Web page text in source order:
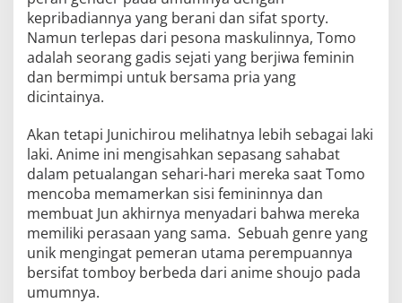
kepribadiannya yang berani dan sifat sporty.
Namun terlepas dari pesona maskulinnya, Tomo
adalah seorang gadis sejati yang berjiwa feminin
dan bermimpi untuk bersama pria yang
dicintainya.
Akan tetapi Junichirou melihatnya lebih sebagai laki
laki. Anime ini mengisahkan sepasang sahabat
dalam petualangan sehari-hari mereka saat Tomo
mencoba memamerkan sisi femininnya dan
membuat Jun akhirnya menyadari bahwa mereka
memiliki perasaan yang sama. Sebuah genre yang
unik mengingat pemeran utama perempuannya
bersifat tomboy berbeda dari anime shoujo pada
umumnya.